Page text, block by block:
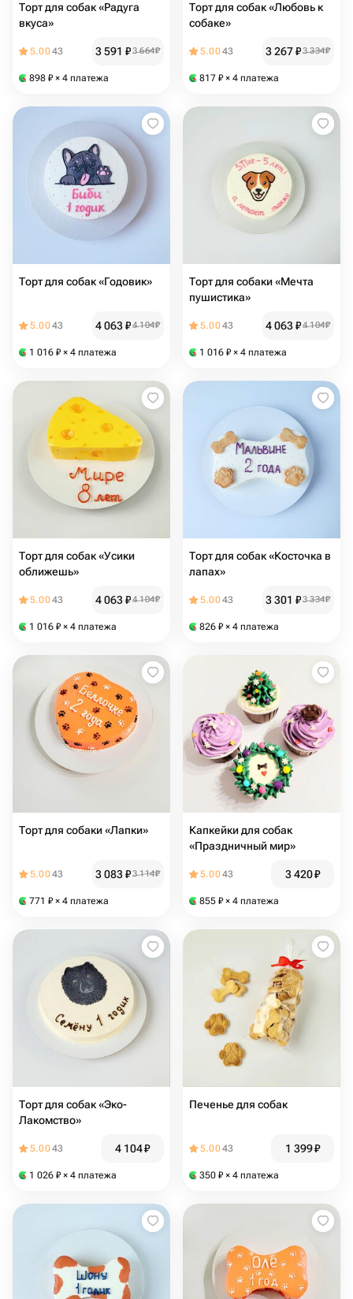
Торт для собак «Радуга
вкуса»
5.0043 3 591 ₽3 664₽
898 ₽ × 4 платежа
Торт для собак «Любовь к
собаке»
5.0043 3 267₽3 334₽
817 ₽ × 4 платежа
Торт для собак «Годовик»
5.0043 4 063₽4 104₽
1 016 ₽ × 4 платежа
Торт для собаки «Мечта
пушистика»
5.0043 4 063₽4 104₽
1 016 ₽ × 4 платежа
Торт для собак «Усики
оближешь»
5.0043 4 063₽4 104₽
1 016 ₽ × 4 платежа
Торт для собак «Косточка в
лапах»
5.0043 3 301 ₽3 334₽
826 ₽ × 4 платежа
Торт для собаки «Лапки»
5.0043 3 083₽3 114₽
771 ₽ × 4 платежа
Капкейки для собак
«Праздничный мир»
5.0043 3 420₽
855 ₽ × 4 платежа
Торт для собак «Эко-
Лакомство»
5.0043 4 104₽
1 026 ₽ × 4 платежа
Печенье для собак
5.0043 1 399₽
350 ₽ × 4 платежа